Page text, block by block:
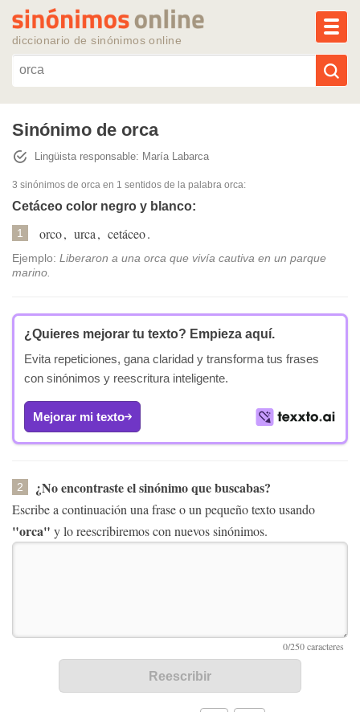
diccionario de sinónimos online
Sinónimos populares
Temas populares
Sinónimo de orca
Lingüista responsable: María Labarca
3 sinónimos de orca en 1 sentidos de la palabra orca:
Cetáceo color negro y blanco:
1 orco, urca, cetáceo.
Ejemplo: Liberaron a una orca que vivía cautiva en un parque
marino.
¿Quieres mejorar tu texto? Empieza aquí.
Evita repeticiones, gana claridad y transforma tus frases
con sinónimos y reescritura inteligente.
Mejorar mi texto
2 ¿No encontraste el sinónimo que buscabas?
Escribe a continuación una frase o un pequeño texto usando
"orca" y lo reescribiremos con nuevos sinónimos.